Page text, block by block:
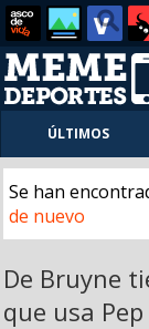
ÚLTIMOS
Se han
de nuevo
De Bruyne
que usa